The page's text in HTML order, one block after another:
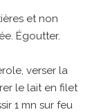
et non
Égoutter.
verser la
le lait en filet
1 mn sur feu